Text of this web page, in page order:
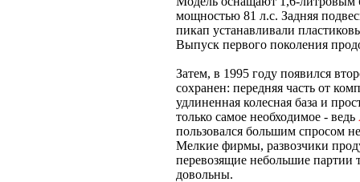
мощностью 81 л.с. Задняя
пикап устанавливали
Выпуск первого поколения
Затем, в 1995 году появился
сохранен: передняя часть от
удлиненная колесная база и
только самое необходимое - ведь
пользовался большим спросом
Мелкие фирмы, развозчики
перевозящие небольшие партии
довольны.